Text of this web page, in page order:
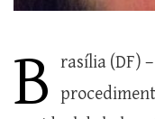
B
rasília (DF)